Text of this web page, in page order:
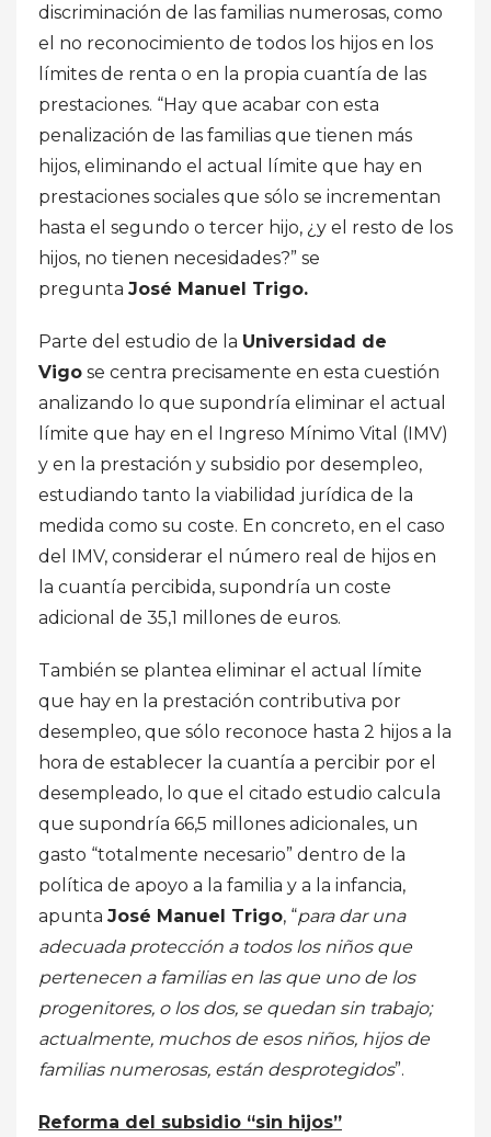
discriminación de las familias numerosas, como
el no reconocimiento de todos los hijos en los
límites de renta o en la propia cuantía de las
prestaciones. “Hay que acabar con esta
penalización de las familias que tienen más
hijos, eliminando el actual límite que hay en
prestaciones sociales que sólo se incrementan
hasta el segundo o tercer hijo, ¿y el resto de los
hijos, no tienen necesidades?” se
pregunta José Manuel Trigo.
Parte del estudio de la Universidad de
Vigo se centra precisamente en esta cuestión
analizando lo que supondría eliminar el actual
límite que hay en el Ingreso Mínimo Vital (IMV)
y en la prestación y subsidio por desempleo,
estudiando tanto la viabilidad jurídica de la
medida como su coste. En concreto, en el caso
del IMV, considerar el número real de hijos en
la cuantía percibida, supondría un coste
adicional de 35,1 millones de euros.
También se plantea eliminar el actual límite
que hay en la prestación contributiva por
desempleo, que sólo reconoce hasta 2 hijos a la
hora de establecer la cuantía a percibir por el
desempleado, lo que el citado estudio calcula
que supondría 66,5 millones adicionales, un
gasto “totalmente necesario” dentro de la
política de apoyo a la familia y a la infancia,
apunta José Manuel Trigo, “para dar una
adecuada protección a todos los niños que
pertenecen a familias en las que uno de los
progenitores, o los dos, se quedan sin trabajo;
actualmente, muchos de esos niños, hijos de
familias numerosas, están desprotegidos”.
Reforma del subsidio “sin hijos”